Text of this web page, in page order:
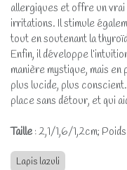
allergiques et offre un
irritations. Il stimule
tout en soutenant la
Enfin, il développe
manière mystique, mais
plus lucide, plus
place sans détour, et qui
Taille : 2,1/1,6/1,2cm;
Lapis lazuli